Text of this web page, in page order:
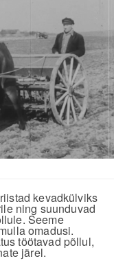
kevadkülviks
ning suunduvad
Seeme
omadusi.
töötavad põllul,
järel.